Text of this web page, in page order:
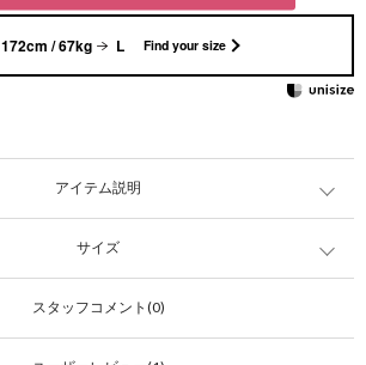
172cm / 67kg L Find your size
アイテム説明
サイズ
スタッフコメント(0)